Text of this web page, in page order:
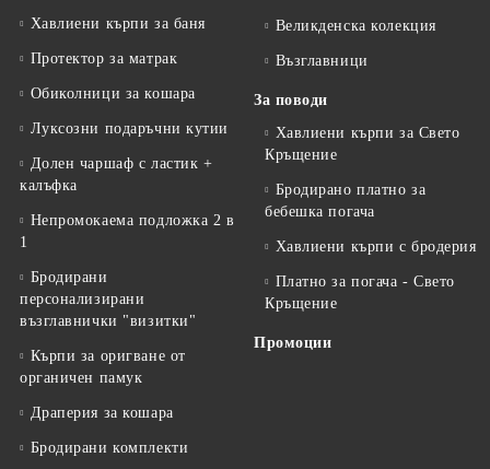
Хавлиени кърпи за баня
Протектор за матрак
Обиколници за кошара
Луксозни подаръчни кутии
Долен чаршаф с ластик +
калъфка
Непромокаема подложка 2 в
1
Бродирани
персонализирани
възглавнички "визитки"
Кърпи за оригване от
органичен памук
Драперия за кошара
Бродирани комплекти
Великденска колекция
Възглавници
За поводи
Хавлиени кърпи за Свето
Кръщение
Бродирано платно за
бебешка погача
Хавлиени кърпи с бродерия
Платно за погача - Свето
Кръщение
Промоции